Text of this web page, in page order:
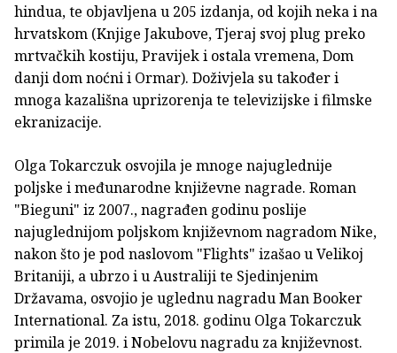
hindua, te objavljena u 205 izdanja, od kojih neka i na
hrvatskom (Knjige Jakubove, Tjeraj svoj plug preko
mrtvačkih kostiju, Pravijek i ostala vremena, Dom
danji dom noćni i Ormar). Doživjela su također i
mnoga kazališna uprizorenja te televizijske i filmske
ekranizacije.
Olga Tokarczuk osvojila je mnoge najuglednije
poljske i međunarodne književne nagrade. Roman
"Bieguni" iz 2007., nagrađen godinu poslije
najuglednijom poljskom književnom nagradom Nike,
nakon što je pod naslovom "Flights" izašao u Velikoj
Britaniji, a ubrzo i u Australiji te Sjedinjenim
Državama, osvojio je uglednu nagradu Man Booker
International. Za istu, 2018. godinu Olga Tokarczuk
primila je 2019. i Nobelovu nagradu za književnost.